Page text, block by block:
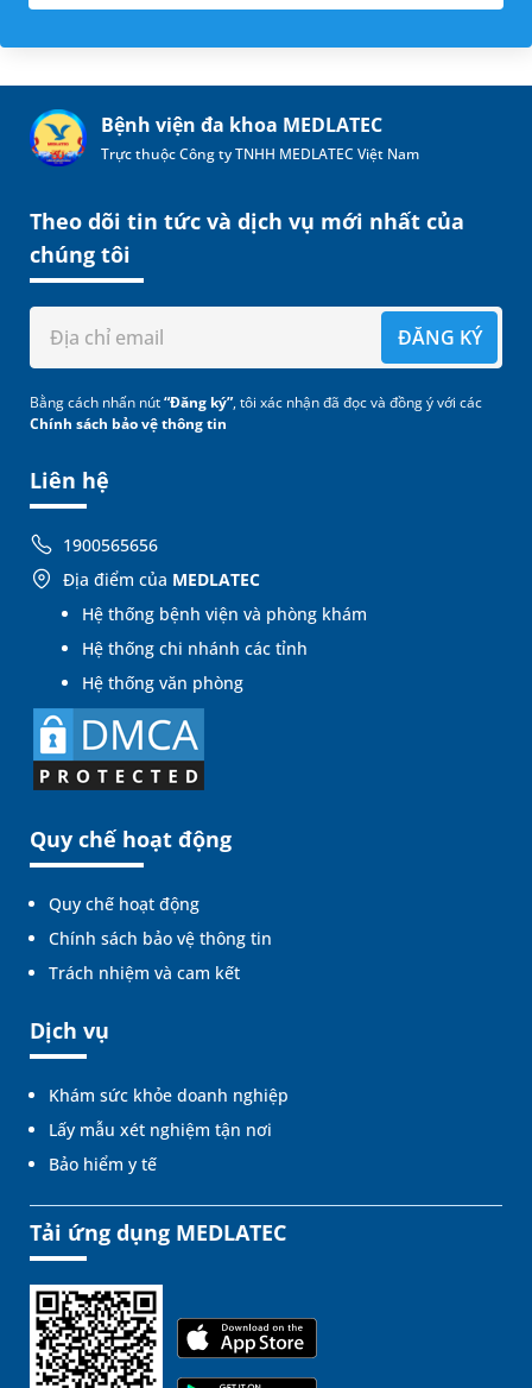
Bệnh viện đa khoa MEDLATEC
Trực thuộc Công ty TNHH MEDLATEC Việt Nam
Liên hệ
1900565656
Địa điểm của MEDLATEC
Hệ thống bệnh viện và phòng khám
Hệ thống chi nhánh các tỉnh
Hệ thống văn phòng
Quy chế hoạt động
Quy chế hoạt động
Chính sách bảo vệ thông tin
Trách nhiệm và cam kết
Dịch vụ
Khám sức khỏe doanh nghiệp
Lấy mẫu xét nghiệm tận nơi
Bảo hiểm y tế
Theo dõi tin tức và dịch vụ mới nhất của
chúng tôi
ĐĂNG KÝ
Bằng cách nhấn nút“Đăng ký”, tôi xác nhận đã đọc và đồng ý với các
Chính sách bảo vệ thông tin
Tải ứng dụng MEDLATEC